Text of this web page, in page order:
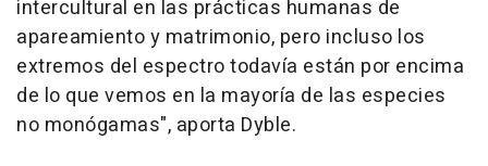
intercultural en las prácticas humanas de
apareamiento y matrimonio, pero incluso los
extremos del espectro todavía están por encima
de lo que vemos en la mayoría de las especies
no monógamas", aporta Dyble.